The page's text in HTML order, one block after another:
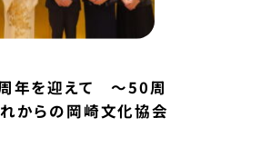
年を迎えて ～50周
からの岡崎文化協会